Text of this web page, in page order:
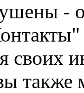
-
своих
также